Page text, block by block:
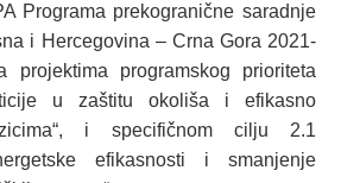
Programa prekogranične saradnje
i Hercegovina – Crna Gora 2021-
projektima programskog prioriteta
u zaštitu okoliša i efikasno
i specifičnom cilju 2.1
efikasnosti i smanjenje